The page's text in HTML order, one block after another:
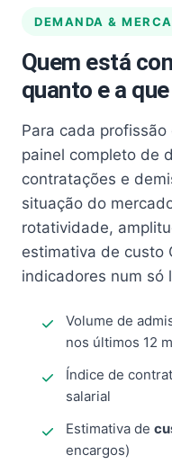
DEMANDA &
Quem está
quanto e a
Para cada
painel completo de
contratações e
situação do
rotatividade,
estimativa de custo
indicadores num só
Volume de
nos últimos 12
Índice de
salarial
Estimativa de
encargos)